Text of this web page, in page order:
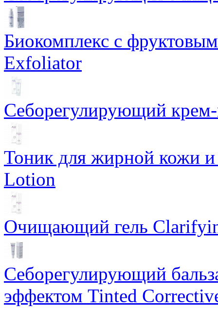
Биокомплекс с
Exfoliator
Себорегулирующий
Тоник для жирной кожи
Lotion
Очищающий гель
Себорегулирующий
эффектом Tinted